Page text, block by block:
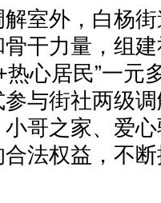
外，白杨街
干力量，组
热心居民”一元
与街社两级
哥之家、爱
法权益，不